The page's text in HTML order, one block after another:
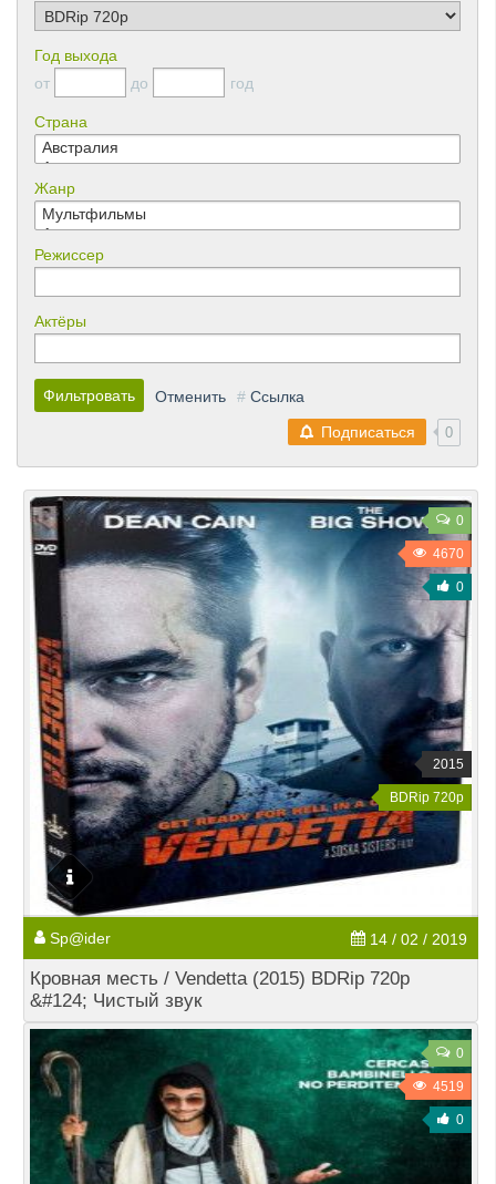
Год выхода
от
до год
Страна
Жанр
Режиссер
Актёры
Фильтровать Отменить # Ссылка
Подписаться
0
0
4670
0
2015
BDRip 720p
Sp@ider 14 / 02 / 2019
Кровная месть / Vendetta (2015) BDRip 720p
&#124; Чистый звук
0
4519
0